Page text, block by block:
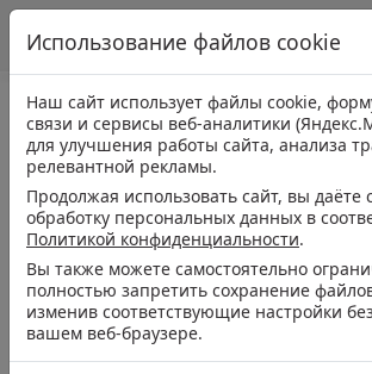
Использование файлов cookie
Наш сайт использует файлы cookie,
связи и сервисы веб-аналитики
для улучшения работы сайта, анализа
релевантной рекламы.
Продолжая использовать сайт, вы даёте
обработку персональных данных в
Политикой конфиденциальности.
Вы также можете самостоятельно
полностью запретить сохранение
изменив соответствующие настройки
вашем веб-браузере.